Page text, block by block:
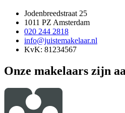
Jodenbreedstraat 25
1011 PZ Amsterdam
020 244 2818
info@juistemakelaar.nl
KvK: 81234567
Onze makelaars zijn